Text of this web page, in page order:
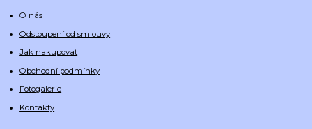
O nás
Odstoupení od smlouvy
Jak nakupovat
Obchodní podmínky
Fotogalerie
Kontakty